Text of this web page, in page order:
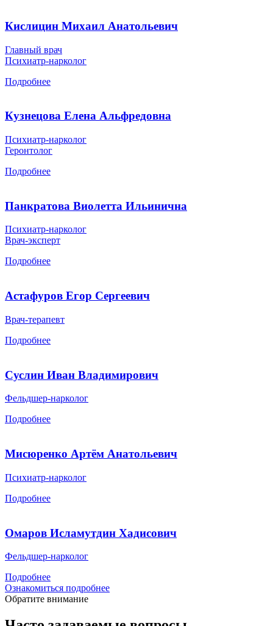
Кислицин Михаил Анатольевич
Главный врач
Психиатр-нарколог
Подробнее
Кузнецова Елена Альфредовна
Психиатр-нарколог
Геронтолог
Подробнее
Панкратова Виолетта Ильинична
Психиатр-нарколог
Врач-эксперт
Подробнее
Астафуров Егор Сергеевич
Врач-терапевт
Подробнее
Суслин Иван Владимирович
Фельдшер-нарколог
Подробнее
Мисюренко Артём Анатольевич
Психиатр-нарколог
Подробнее
Омаров Исламутдин Хадисович
Фельдшер-нарколог
Подробнее
Ознакомиться подробнее
Обратите внимание